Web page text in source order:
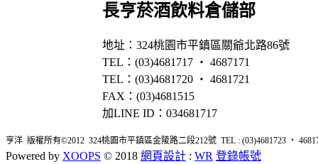
長亨菸酒飲料倉儲部
地址：324桃園市平鎮區關爺北路86號
TEL：(03)4681717 ‧ 4687171
TEL：(03)4681720 ‧ 4681721
FAX：(03)4681515
加LINE ID：034681717
亨洋 版權所有©2012 324桃園市平鎮區金陵路二段212號 TEL : (03)4681723 ‧
Powered by XOOPS © 2018 網頁設計 : WR 登錄帳號